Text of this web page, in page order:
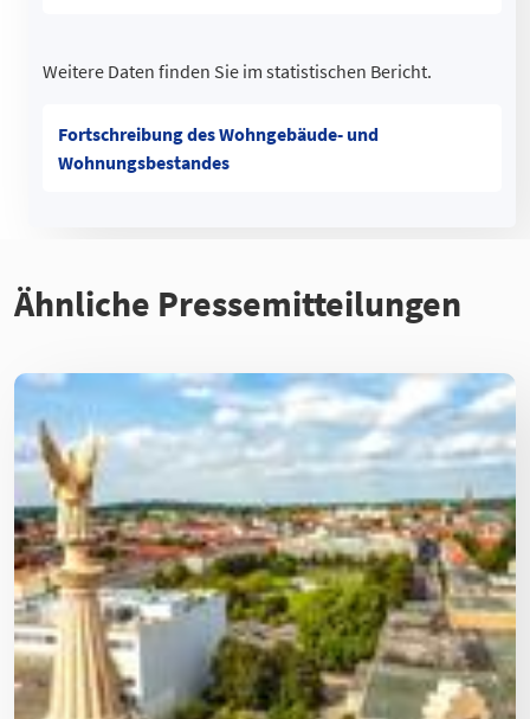
Weitere Daten finden Sie im statistischen Bericht.
Fortschreibung des Wohngebäude- und
Wohnungsbestandes
Ähnliche Pressemitteilungen